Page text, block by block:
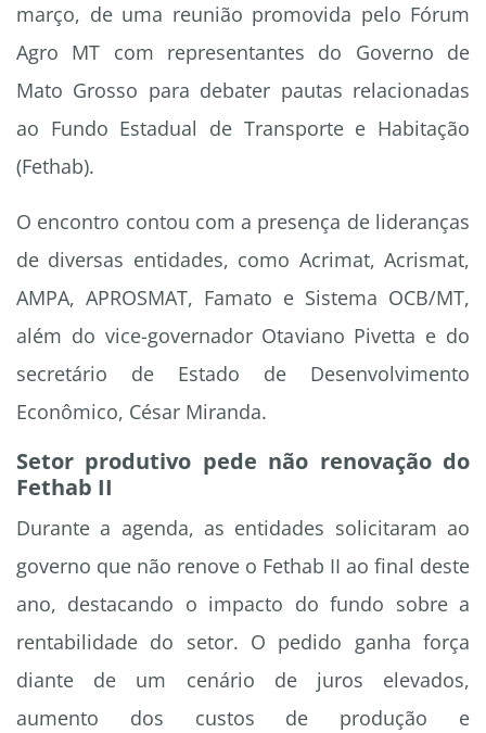
março, de uma reunião promovida pelo Fórum
Agro MT com representantes do Governo de
Mato Grosso para debater pautas relacionadas
ao Fundo Estadual de Transporte e Habitação
(Fethab).
O encontro contou com a presença de lideranças
de diversas entidades, como Acrimat, Acrismat,
AMPA, APROSMAT, Famato e Sistema OCB/MT,
além do vice-governador Otaviano Pivetta e do
secretário de Estado de Desenvolvimento
Econômico, César Miranda.
Setor produtivo pede não renovação do
Fethab II
Durante a agenda, as entidades solicitaram ao
governo que não renove o Fethab II ao final deste
ano, destacando o impacto do fundo sobre a
rentabilidade do setor. O pedido ganha força
diante de um cenário de juros elevados,
aumento dos custos de produção e